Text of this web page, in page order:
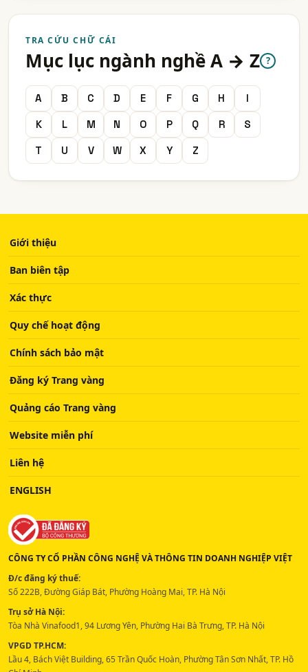
TRA CỨU CHỮ CÁI
Mục lục ngành nghề A → Z ?
A B C D E F G H
I
K
L M N O P Q R
S
T
U V W X Y Z
Giới thiệu
Ban biên tập
Xác thực
Quy chế hoạt động
Chính sách bảo mật
Đăng ký Trang vàng
Quảng cáo Trang vàng
Website miễn phí
Liên hệ
ENGLISH
CÔNG TY CỔ PHẦN CÔNG NGHỆ VÀ THÔNG TIN DOANH NGHIỆP VIỆT
Đ/c đăng ký thuế:
Số 222B, Đường Giáp Bát, Phường Hoàng Mai, TP. Hà Nội
Trụ sở Hà Nội:
Tòa Nhà Vinafood1, 94 Lương Yên, Phường Hai Bà Trưng, TP. Hà Nội
VPGD TP.HCM:
Lầu 4, Bách Việt Building, 65 Trần Quốc Hoàn, Phường Tân Sơn Nhất, TP. Hồ